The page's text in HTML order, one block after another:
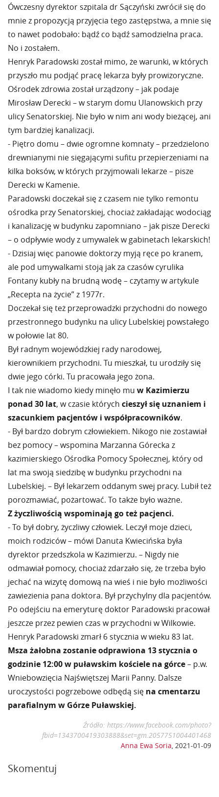
Ówczesny dyrektor szpitala dr Sączyński zwrócił się do
mnie z propozycją przyjęcia tego zastępstwa, a mnie się
to nawet podobało: bądź co bądź samodzielna praca.
No i zostałem.
Henryk Paradowski został mimo, że warunki, w których
przyszło mu podjąć pracę lekarza były prowizoryczne.
Ośrodek zdrowia został urządzony – jak podaje
Mirosław Derecki – w starym domu Ulanowskich przy
ulicy Senatorskiej. Nie było w nim ani wody bieżącej, ani
tym bardziej kanalizacji.
- Piętro domu – dwie ogromne komnaty – przedzielono
drewnianymi nie sięgającymi sufitu przepierzeniami na
kilka boksów, w których przyjmowali lekarze – pisze
Derecki w Kamenie.
Paradowski doczekał się z czasem nie tylko remontu
ośrodka przy Senatorskiej, chociaż zakładając wodociąg
i kanalizację w budynku zapomniano – jak pisze Derecki
– o odpływie wody z umywalek w gabinetach lekarskich!
- Dzisiaj więc panowie doktorzy myją ręce po kranem,
ale pod umywalkami stoją jak za czasów cyrulika
Fontany kubły na brudną wodę – czytamy w artykule
„Recepta na życie” z 1977r.
Doczekał się też przeprowadzki przychodni do nowego
przestronnego budynku na ulicy Lubelskiej powstałego
w połowie lat 80.
Był radnym wojewódzkiej rady narodowej,
kierownikiem przychodni. Tu mieszkał, tu urodziły się
dwie jego córki. Tu pracowała jego żona.
I tak nie wiadomo kiedy minęło mu w Kazimierzu
ponad 30 lat, w czasie których cieszył się uznaniem i
szacunkiem pacjentów i współpracowników.
- Był bardzo dobrym człowiekiem. Nikogo nie zostawiał
bez pomocy – wspomina Marzanna Górecka z
kazimierskiego Ośrodka Pomocy Społecznej, który od
lat ma swoją siedzibę w budynku przychodni na
Lubelskiej. – Był lekarzem oddanym swej pracy. Lubił też
porozmawiać, pożartować. To także było ważne.
Z życzliwością wspominają go też pacjenci.
- To był dobry, życzliwy człowiek. Leczył moje dzieci,
moich rodziców – mówi Danuta Kwiecińska była
dyrektor przedszkola w Kazimierzu. – Nigdy nie
odmawiał pomocy, chociaż zdarzało się, że trzeba było
jechać na wizytę domową na wieś i nie było możliwości
zawiezienia pana doktora. Był przychylny dla pacjentów.
Po odejściu na emeryturę doktor Paradowski pracował
jeszcze przez pewien czas w przychodni w Wilkowie.
Henryk Paradowski zmarł 6 stycznia w wieku 83 lat.
Msza żałobna zostanie odprawiona 13 stycznia o
godzinie 12:00 w puławskim kościele na górce– p.w.
Wniebowzięcia Najświętszej Marii Panny. Dalsze
uroczystości pogrzebowe odbędą się na cmentarzu
parafialnym w Górze Puławskiej.
Źródło: https://www.facebook.com/photo?
fbid=1343700419303888&set=gm.2057751004401468
Anna Ewa Soria, 2021-01-09
Skomentuj